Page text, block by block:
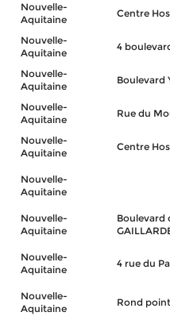
Nouvelle-
Aquitaine
Centre
Nouvelle-
Aquitaine
4
Nouvelle-
Aquitaine
Boulevard
Nouvelle-
Aquitaine
Rue du
Nouvelle-
Aquitaine
Centre
Nouvelle-
Aquitaine
Nouvelle-
Aquitaine
Boulevard
Nouvelle-
Aquitaine
4 rue du
Nouvelle-
Aquitaine
Rond